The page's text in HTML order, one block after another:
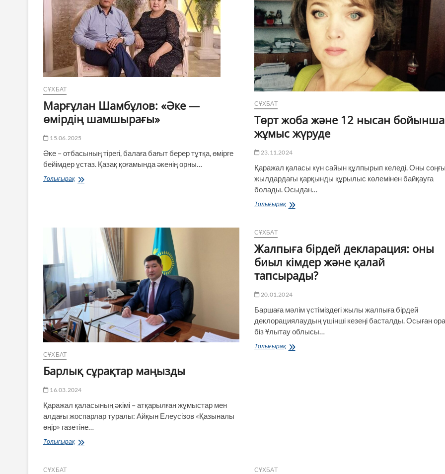
СҰХБАТ
Марғұлан Шамбұлов: «Әке —
өмірдің шамшырағы»
15.06.2025
Әке – отбасының тірегі, балаға бағыт берер тұтқа, өмірге
бейімдер ұстаз. Қазақ қоғамында әкенің орны…
ТолығырақМарғұлан
СҰХБАТ
Төрт жоба және 12 нысан бойынша
жұмыс жүруде
23.11.2024
Қаражал қаласы күн сайын құлпырып келеді. Оны
жылдардағы қарқынды құрылыс көлемінен байқауға
болады. Осыдан…
ТолығырақТөрт
бойынша
жұмыс
жүруде
СҰХБАТ
Барлық сұрақтар маңызды
16.03.2024
Қаражал қаласының әкімі – атқарылған жұмыстар мен
алдағы жоспарлар туралы: Айқын Елеусізов «Қазыналы
өңір» газетіне…
ТолығырақБарлық
СҰХБАТ
Жалпыға бірдей декларация: оны
биыл кімдер және қалай
тапсырады?
20.01.2024
Баршаға мәлім үстіміздегі жылы жалпыға бірдей
деклорациялаудың үшінші кезеңі басталды. Осыған
біз Ұлытау облысы…
ТолығырақЖалпыға
СҰХБАТ СҰХБАТ